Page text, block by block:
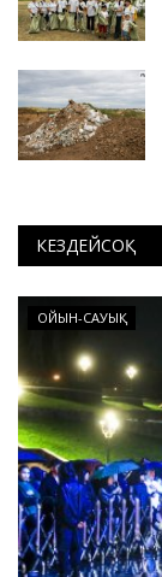
КЕЗДЕЙСОҚ
ОЙЫН-САУЫҚ